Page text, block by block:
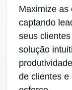
Maximize as
captando
seus
solução
de clientes e